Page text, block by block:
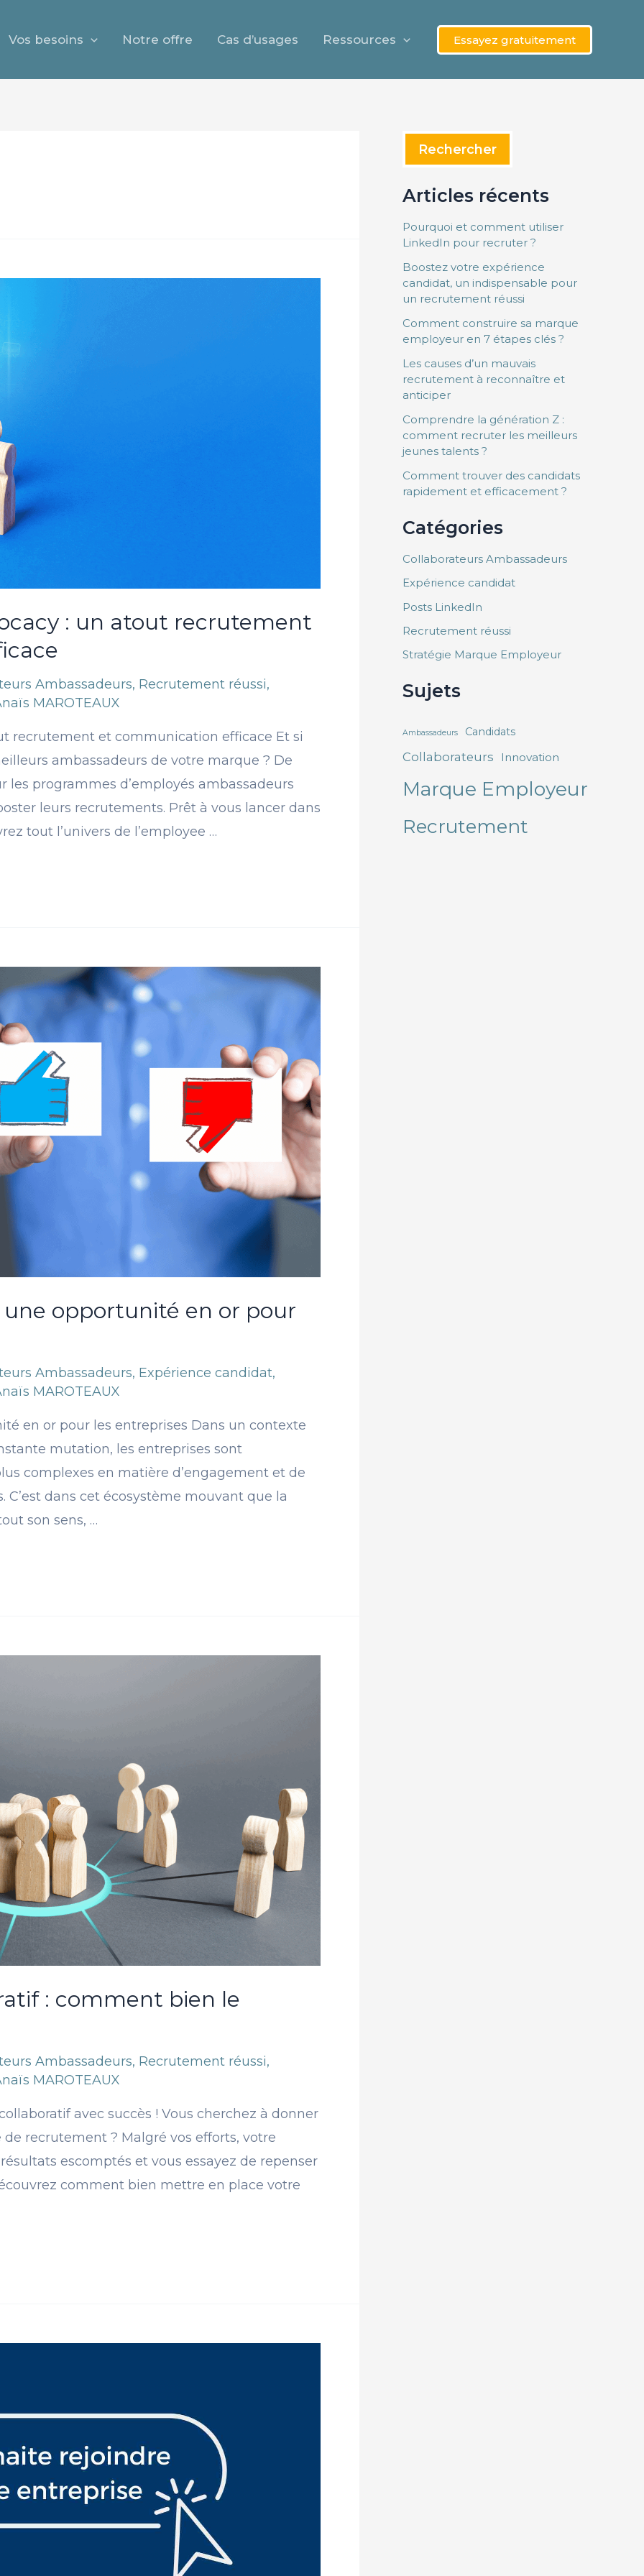
Vos besoins Notre offre Cas d’usages Ressources Essayez gratuitement
: un atout recrutement
Ambassadeurs, Recrutement réussi,
MAROTEAUX
recrutement et communication efficace Et si
ambassadeurs de votre marque ? De
les programmes d’employés ambassadeurs
leurs recrutements. Prêt à vous lancer dans
tout l’univers de l’employee …
opportunité en or pour
Ambassadeurs, Expérience candidat,
MAROTEAUX
en or pour les entreprises Dans un contexte
mutation, les entreprises sont
complexes en matière d’engagement et de
dans cet écosystème mouvant que la
son sens, …
: comment bien le
Ambassadeurs, Recrutement réussi,
MAROTEAUX
avec succès ! Vous cherchez à donner
recrutement ? Malgré vos efforts, votre
escomptés et vous essayez de repenser
comment bien mettre en place votre
Rechercher
Articles récents
Pourquoi et comment utiliser
LinkedIn pour recruter ?
Boostez votre expérience
candidat, un indispensable pour
un recrutement réussi
Comment construire sa marque
employeur en 7 étapes clés ?
Les causes d’un mauvais
recrutement à reconnaître et
anticiper
Comprendre la génération Z :
comment recruter les meilleurs
jeunes talents ?
Comment trouver des candidats
rapidement et efficacement ?
Catégories
Collaborateurs Ambassadeurs
Expérience candidat
Posts LinkedIn
Recrutement réussi
Stratégie Marque Employeur
Sujets
Ambassadeurs Candidats
Collaborateurs Innovation
Marque Employeur
Recrutement